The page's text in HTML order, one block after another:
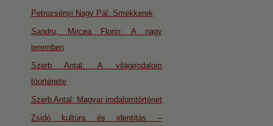
Petrozsényi Nagy Pál: Smekkerek
Şandru, Mircea Florin: A nagy
teremben
Szerb Antal: A világirodalom
töorténete
Szerb Antal: Magyar irodalomtörténet
Zsidó kultúra és identitás –